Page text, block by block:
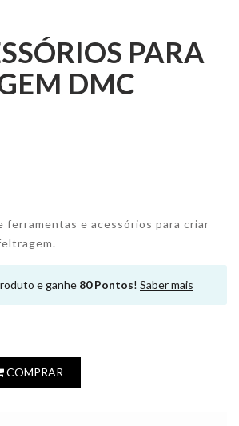
PARA
DMC
ferramentas e acessórios para criar
e ganhe 80 Pontos! Saber mais
COMPRAR